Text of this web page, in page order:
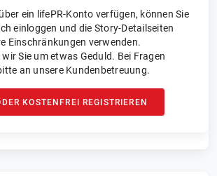
ein lifePR-Konto verfügen, können Sie
einloggen und die Story-Detailseiten
Einschränkungen verwenden.
Sie um etwas Geduld. Bei Fragen
an unsere Kundenbetreuung.
KOSTENFREI REGISTRIEREN